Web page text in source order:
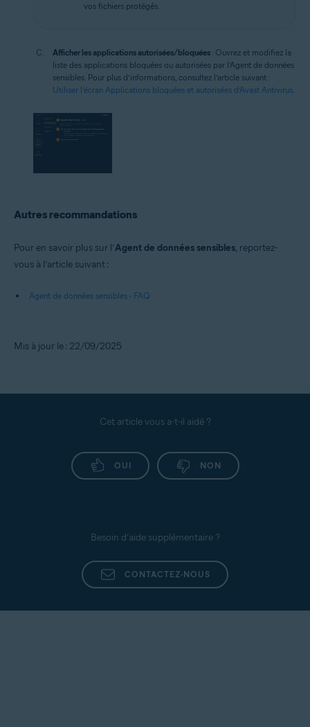
vos fichiers protégés.
Afficher les applications autorisées/bloquées : Ouvrez et modifiez la
liste des applications bloquées ou autorisées par l’Agent de données
sensibles. Pour plus d’informations, consultez l’article suivant :
Utiliser l’écran Applications bloquées et autorisées d’Avast Antivirus.
Autres recommandations
Pour en savoir plus sur l’Agent de données sensibles, reportez-
vous à l’article suivant :
Agent de données sensibles - FAQ
Mis à jour le : 22/09/2025
Cet article vous a-t-il aidé ?
OUI NON
Besoin d’aide supplémentaire ?
CONTACTEZ-NOUS